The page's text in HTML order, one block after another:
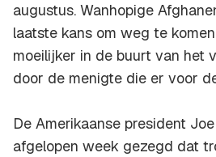
augustus. Wanhopige
laatste kans om weg te
moeilijker in de buurt van het
door de menigte die er voor
De Amerikaanse president
afgelopen week gezegd dat